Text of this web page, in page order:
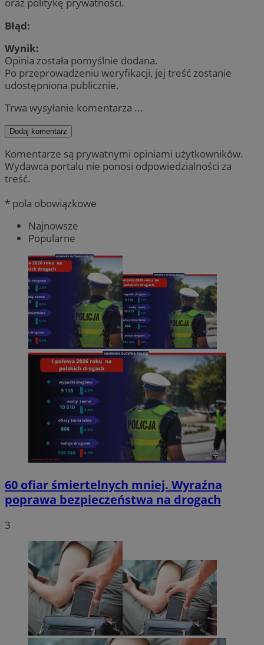
oraz politykę prywatności.
Błąd:
Wynik:
Opinia została pomyślnie dodana.
Po przeprowadzeniu weryfikacji, jej treść zostanie
udostępniona publicznie.
Trwa wysyłanie komentarza ...
Dodaj komentarz
Komentarze są prywatnymi opiniami użytkowników.
Wydawca portalu nie ponosi odpowiedzialności za
treść.
* pola obowiązkowe
Najnowsze
Popularne
60 ofiar śmiertelnych mniej. Wyraźna
poprawa bezpieczeństwa na drogach
3